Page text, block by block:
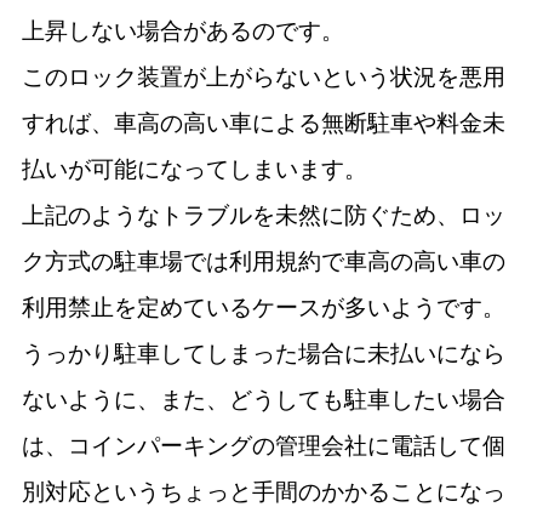
上昇しない場合があるのです。
このロック装置が上がらないという状況を悪用
すれば、車高の高い車による無断駐車や料金未
払いが可能になってしまいます。
上記のようなトラブルを未然に防ぐため、ロッ
ク方式の駐車場では利用規約で車高の高い車の
利用禁止を定めているケースが多いようです。
うっかり駐車してしまった場合に未払いになら
ないように、また、どうしても駐車したい場合
は、コインパーキングの管理会社に電話して個
別対応というちょっと手間のかかることになっ